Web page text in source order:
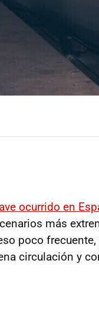
ocurrido en
más
poco
circulación y